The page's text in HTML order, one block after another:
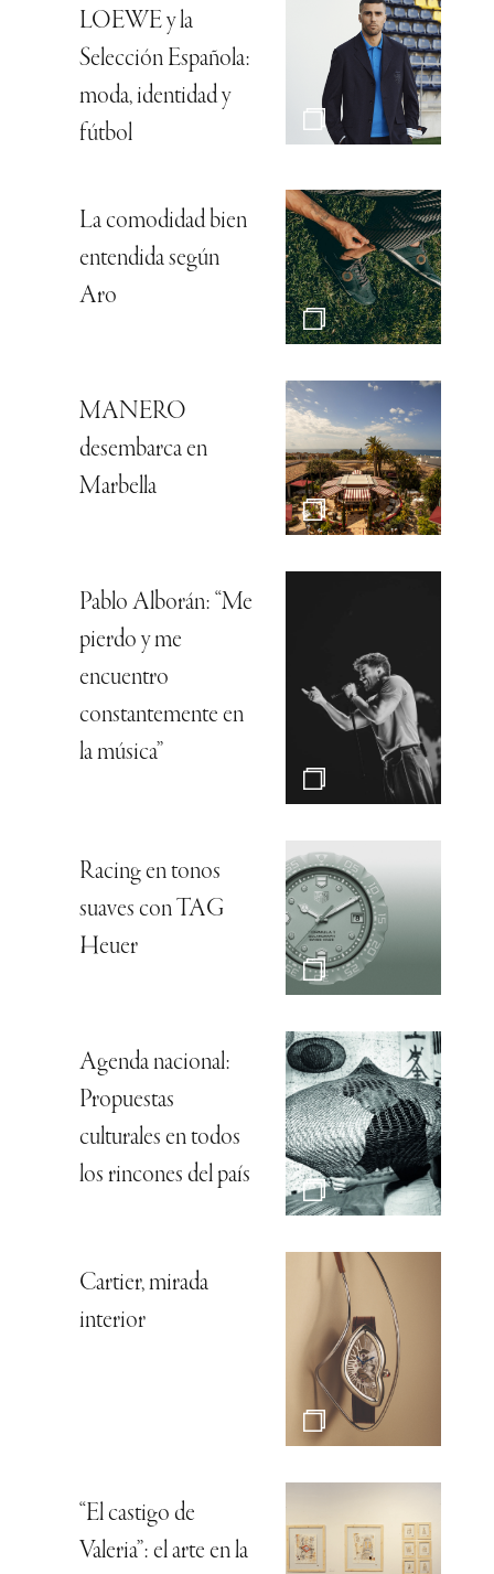
LOEWE y la
Selección Española:
moda, identidad y
fútbol
La comodidad bien
entendida según
Aro
MANERO
desembarca en
Marbella
Pablo Alborán: “Me
pierdo y me
encuentro
constantemente en
la música”
Racing en tonos
suaves con TAG
Heuer
Agenda nacional:
Propuestas
culturales en todos
los rincones del país
Cartier, mirada
interior
“El castigo de
Valeria”: el arte en la